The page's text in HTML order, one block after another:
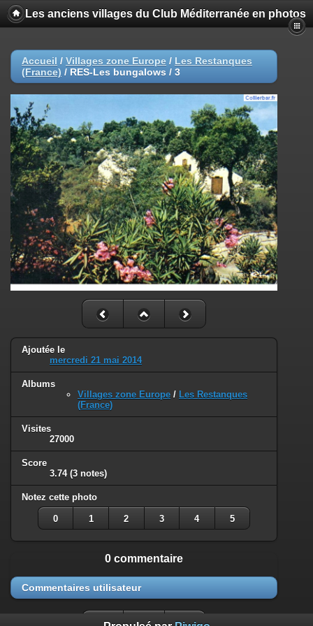
Les anciens villages du Club Méditerranée en photos
Accueil / Villages zone Europe / Les Restanques
(France) / RES-Les bungalows / 3
Ajoutée le
mercredi 21 mai 2014
Albums
Villages zone Europe / Les Restanques
(France)
Visites
27000
Score
3.74 (3 notes)
Notez cette photo
0 1 2 3 4 5
0 commentaire
Commentaires utilisateur